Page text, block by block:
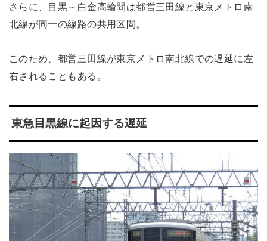
さらに、目黒～白金高輪間は都営三田線と東京メトロ南
北線が同一の線路の共用区間。
このため、都営三田線が東京メトロ南北線での遅延に左
右されることもある。
東急目黒線に起因する遅延